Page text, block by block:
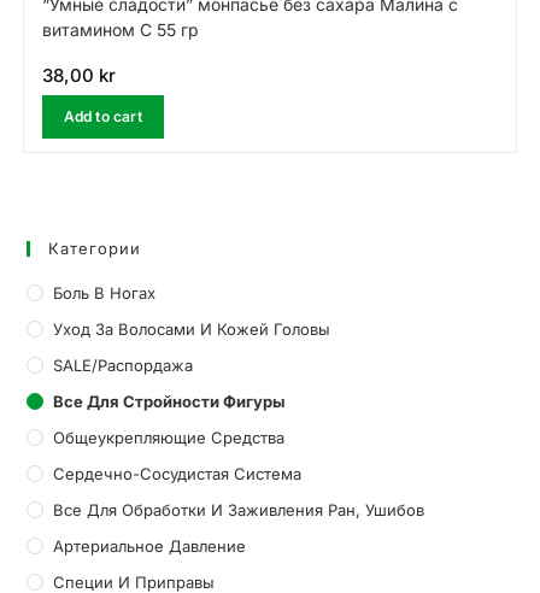
“Умные сладости” монпасье без сахара Малина с
витамином С 55 гр
38,00 kr
Add to cart
Категории
Боль В Ногах
Уход За Волосами И Кожей Головы
SALE/Распордажа
Все Для Стройности Фигуры
Общеукрепляющие Средства
Сердечно-Сосудистая Система
Все Для Обработки И Заживления Ран, Ушибов
Артериальное Давление
Специи И Приправы